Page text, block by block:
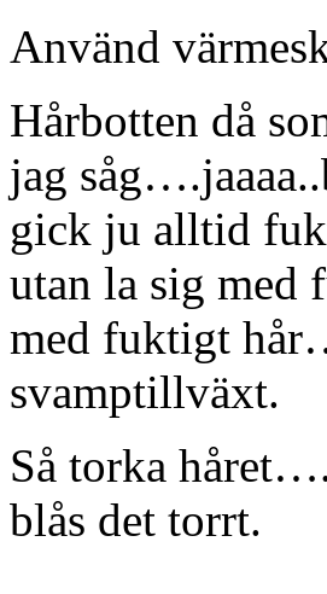
Använd
Hårbotten då
jag
gick ju alltid
utan la sig med
med fuktigt
svamptillväxt.
Så torka
blås det torrt.